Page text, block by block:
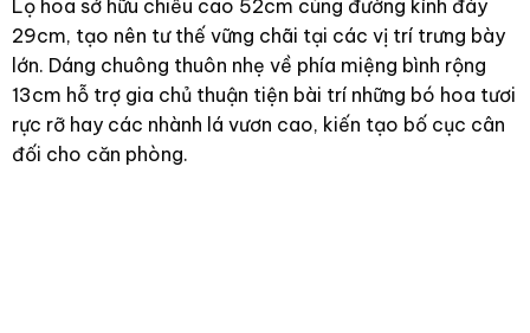
Lọ hoa sở hữu chiều cao 52cm cùng đường kính đáy
29cm, tạo nên tư thế vững chãi tại các vị trí trưng bày
lớn. Dáng chuông thuôn nhẹ về phía miệng bình rộng
13cm hỗ trợ gia chủ thuận tiện bài trí những bó hoa tươi
rực rỡ hay các nhành lá vươn cao, kiến tạo bố cục cân
đối cho căn phòng.